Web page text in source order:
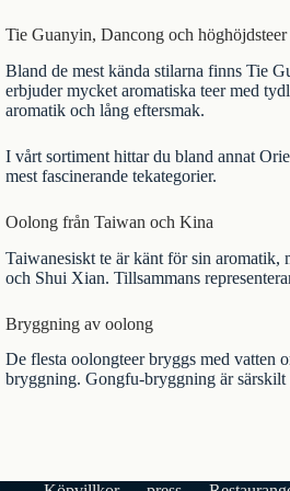
Tie Guanyin, Dancong och höghöjdsteer
Bland de mest kända stilarna finns Tie
erbjuder mycket aromatiska teer med
aromatik och lång eftersmak.
I vårt sortiment hittar du bland annat
mest fascinerande tekategorier.
Oolong från Taiwan och Kina
Taiwanesiskt te är känt för sin aromatik,
och Shui Xian. Tillsammans
Bryggning av oolong
De flesta oolongteer bryggs med vatten
bryggning. Gongfu-bryggning är särskilt